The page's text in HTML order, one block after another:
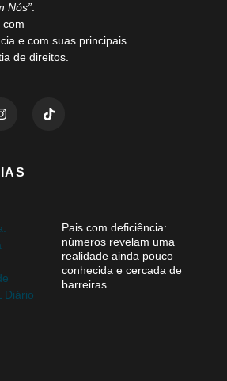
Nós”.
com
e com suas principais
de direitos.
Pais com deficiência:
números revelam uma
realidade ainda pouco
conhecida e cercada de
barreiras